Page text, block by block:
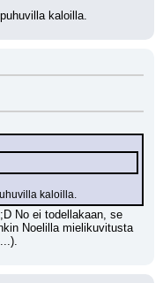
kaloilla.
kaloilla.
Noelilla mielikuvitusta